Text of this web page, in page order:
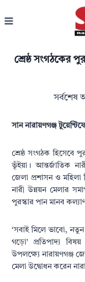
to
শ্রেষ্ঠ সংগঠকের
সর্বশেষ
সান নারায়ণগঞ্জ
শ্রেষ্ঠ সংগঠক হিসেবে
ভূঁইয়া। আন্তর্জাতিক
জেলা প্রশাসন ও
নারী উন্নয়ন মেলার
পুরস্কার পান মানব
‘সবাই মিলে ভাবো,
গড়ো’ প্রতিপাদ্য
উপলক্ষ্যে নারায়ণগঞ্জ
মেলা উদ্বোধন করেন